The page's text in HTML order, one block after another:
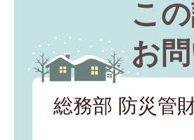
こ
お
総務部 防災管